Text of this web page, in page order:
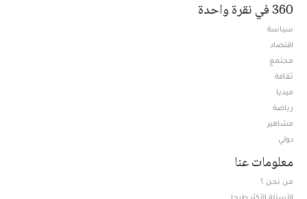
360 في نقرة واحدة
سياسة
اقتصاد
مجتمع
ثقافة
ميديا
رياضة
مشاهير
دولي
معلومات عنا
من نحن ؟
الأسئلة الأكثر طرحا